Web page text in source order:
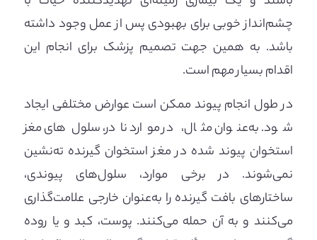
چشم‌انداز خوبی برای بهبودی پس از عمل وجود داشته
باشد. به همین جهت تصمیم پزشک برای انجام این
اقدام بسیار مهم است.
در طول انجام پیوند ممکن است عوارض مختلفی ایجاد
شود. به‌عنوان مثال، در موارد نادر، سلول‌های مغز
استخوان پیوند شده در مغز استخوان گیرنده ته‌نشین
نمی‌شوند. در برخی موارد، سلول‌های پیوندی،
ساختارهای بافت گیرنده را به‌عنوان خارجی علامت‌گذاری
می‌کنند و به آن حمله می‌کنند. پوست، کبد و یا روده